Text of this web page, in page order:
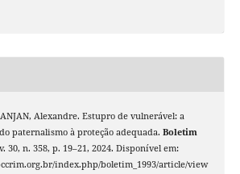
Alexandre. Estupro de vulnerável: a
paternalismo à proteção adequada. Boletim
30, n. 358, p. 19–21, 2024. Disponível em:
index.php/boletim_1993/article/view